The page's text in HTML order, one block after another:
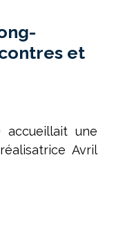
et
une
Avril